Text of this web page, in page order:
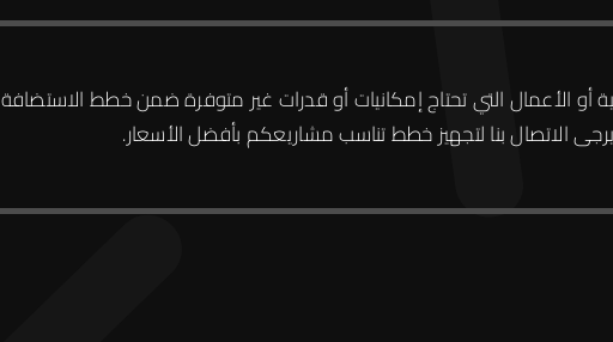
أو الأعمال التي تحتاج إمكانيات أو قدرات غير متوفرة ضمن خطط الاستضافة
الاتصال بنا لتجهيز خطط تناسب مشاريعكم بأفضل الأسعار.